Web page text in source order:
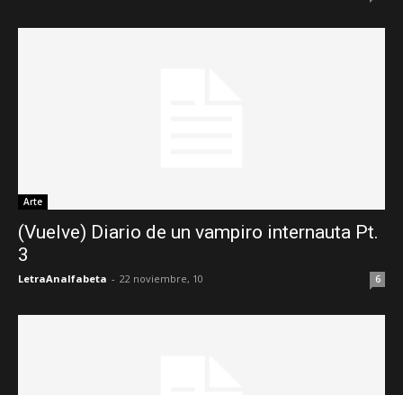
Arte
(Vuelve) Diario de un vampiro internauta Pt.
3
LetraAnalfabeta - 22 noviembre, 10 6